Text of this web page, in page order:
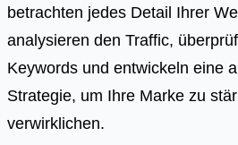
betrachten jedes Detail Ihrer
analysieren den Traffic,
Keywords und entwickeln eine
Strategie, um Ihre Marke zu
verwirklichen.